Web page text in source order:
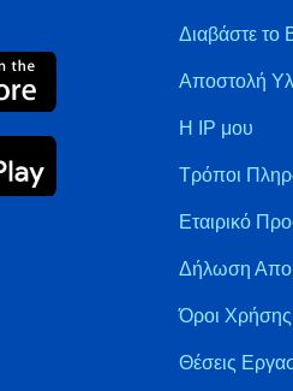
Διαβάστε το
Αποστολή
Η IP μου
Τρόποι
Εταιρικό
Δήλωση
Όροι Χρήσης
Θέσεις